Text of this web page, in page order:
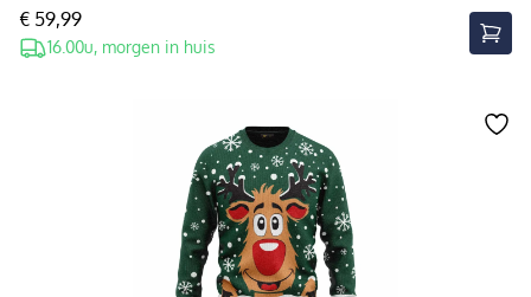
€ 59,99
16.00u, morgen in huis